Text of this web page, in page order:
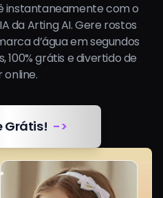
instantaneamente com o
da Arting AI. Gere rostos
d’água em segundos
100% grátis e divertido de
online.
Grátis! ->